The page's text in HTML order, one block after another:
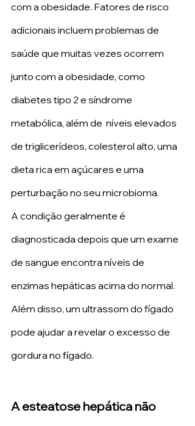
com a obesidade. Fatores de risco
adicionais incluem problemas de
saúde que muitas vezes ocorrem
junto com a obesidade, como
diabetes tipo 2 e síndrome
metabólica, além de  níveis elevados
de triglicerídeos, colesterol alto, uma
dieta rica em açúcares e uma
perturbação no seu microbioma.
A condição geralmente é
diagnosticada depois que um exame
de sangue encontra níveis de
enzimas hepáticas acima do normal.
Além disso, um ultrassom do fígado
pode ajudar a revelar o excesso de
gordura no fígado.
A esteatose hepática não